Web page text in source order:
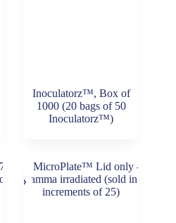
Inoculatorz™, Box of
1000 (20 bags of 50
Inoculatorz™)